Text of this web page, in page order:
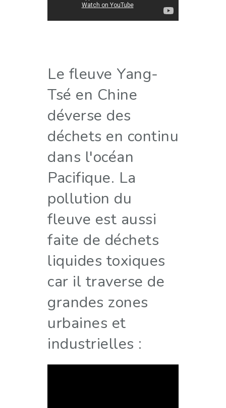
Le fleuve Yang-
Tsé en Chine
déverse des
déchets en continu
dans l'océan
Pacifique. La
pollution du
fleuve est aussi
faite de déchets
liquides toxiques
car il traverse de
grandes zones
urbaines et
industrielles :